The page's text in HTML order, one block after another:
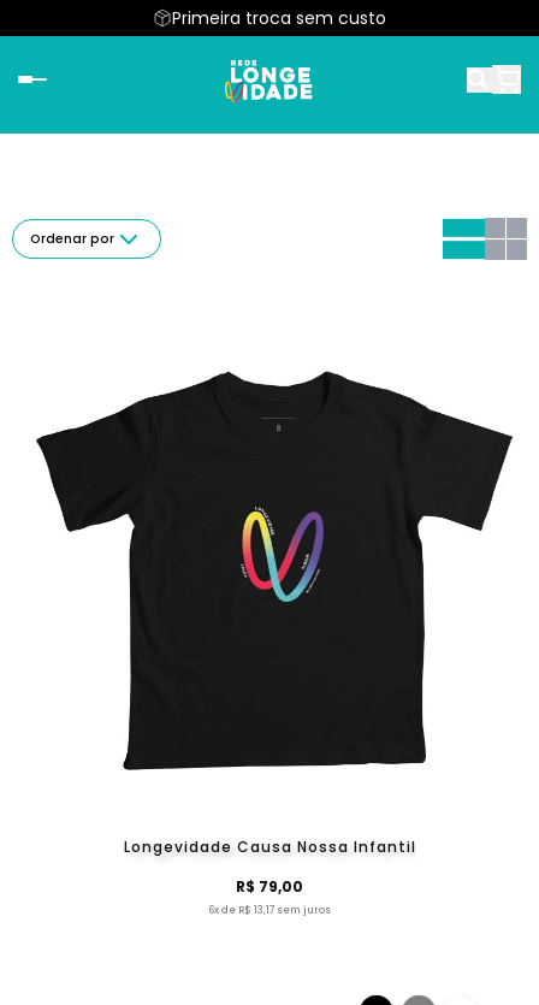
Primeira troca sem custo
Ordenar por
Longevidade Causa Nossa Infantil
R$ 79,00
6x de R$ 13,17 sem juros